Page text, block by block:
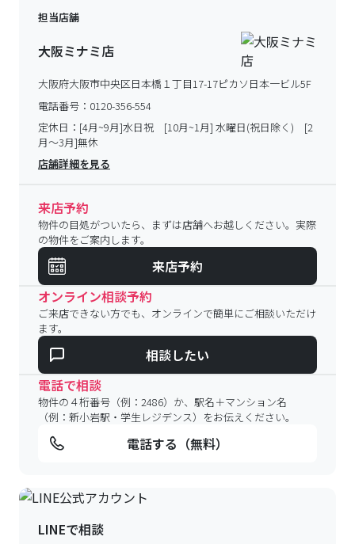
担当店舗
大阪ミナミ店
大阪府大阪市中央区日本橋１丁目17-17ピカソ日本一ビル5F
電話番号： 0120-356-554
定休日： [4月~9月]水日祝 [10月~1月] 水曜日(祝日除く) [2
月～3月]無休
店舗詳細を見る
来店予約
物件の目処がついたら、まずは店舗へお越しください。実際
の物件をご案内します。
来店予約
オンライン相談予約
ご来店できない方でも、オンラインで簡単にご相談いただけ
ます。
相談したい
電話で相談
物件の４桁番号（例：2486）か、駅名＋マンション名
（例：新小岩駅・学生レジデンス）をお伝えください。
電話する（無料）
LINEで相談